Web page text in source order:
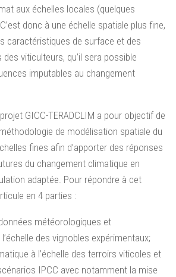
aux échelles locales (quelques
donc à une échelle spatiale plus fine,
caractéristiques de surface et des
viticulteurs, qu’il sera possible
imputables au changement
GICC-TERADCLIM a pour objectif de
de modélisation spatiale du
fines afin d’apporter des réponses
du changement climatique en
adaptée. Pour répondre à cet
en 4 parties :
météorologiques et
des vignobles expérimentaux;
à l’échelle des terroirs viticoles et
IPCC avec notamment la mise